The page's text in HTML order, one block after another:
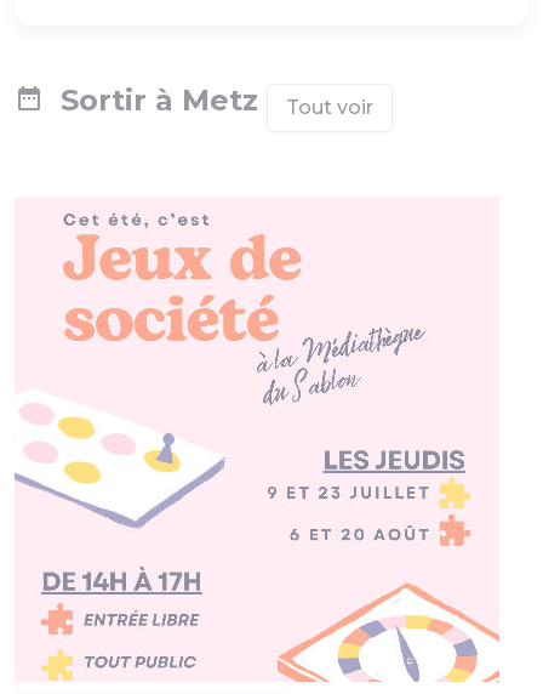
Sortir à Metz Tout voir